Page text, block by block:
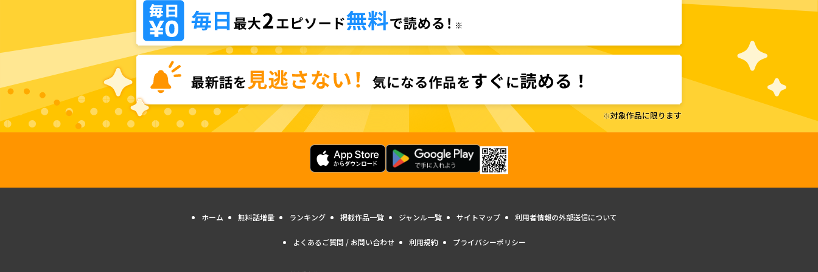
ホーム 無料話増量 ランキング 掲載作品一覧 ジャンル一覧 サイトマップ 利用者情報の外部送信について
よくあるご質問 / お問い合わせ 利用規約 プライバシーポリシー